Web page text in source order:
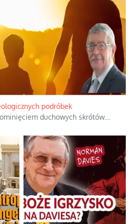
podróbek
duchowych skrótów.